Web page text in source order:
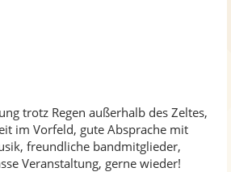
trotz Regen außerhalb des Zeltes,
im Vorfeld, gute Absprache mit
freundliche bandmitglieder,
Veranstaltung, gerne wieder!